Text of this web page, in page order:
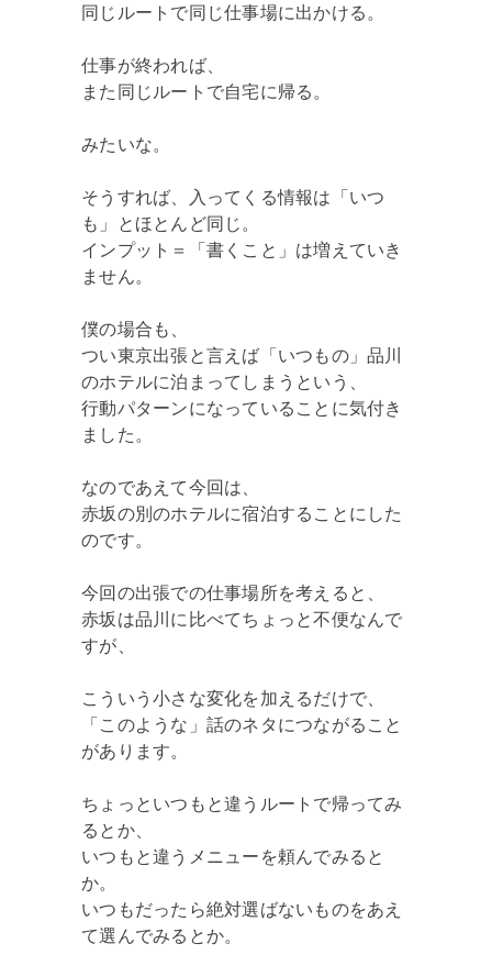
同じルートで同じ仕事場に出かける。
仕事が終われば、
また同じルートで自宅に帰る。
みたいな。
そうすれば、入ってくる情報は「いつ
も」とほとんど同じ。
インプット＝「書くこと」は増えていき
ません。
僕の場合も、
つい東京出張と言えば「いつもの」品川
のホテルに泊まってしまうという、
行動パターンになっていることに気付き
ました。
なのであえて今回は、
赤坂の別のホテルに宿泊することにした
のです。
今回の出張での仕事場所を考えると、
赤坂は品川に比べてちょっと不便なんで
すが、
こういう小さな変化を加えるだけで、
「このような」話のネタにつながること
があります。
ちょっといつもと違うルートで帰ってみ
るとか、
いつもと違うメニューを頼んでみると
か。
いつもだったら絶対選ばないものをあえ
て選んでみるとか。